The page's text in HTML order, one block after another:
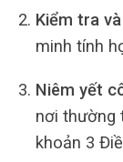
Kiểm tra
minh tính
Niêm yết
nơi thường
khoản 3